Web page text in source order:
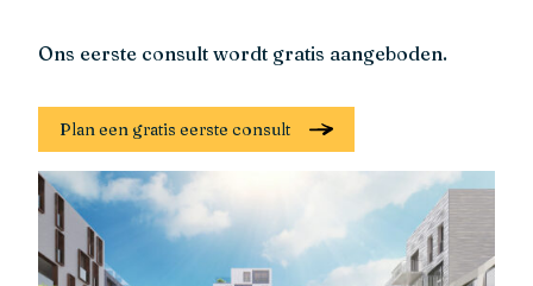
Ons eerste consult wordt gratis aangeboden.
Plan een gratis eerste consult